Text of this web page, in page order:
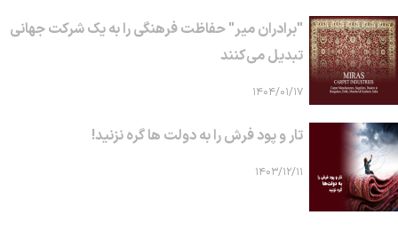
"برادران میر" حفاظت فرهنگی را به یک شرکت جهانی
تبدیل می‌کنند
۱۴۰۴/۰۱/۱۷
تار و پود فرش را به دولت ها گره نزنید!
۱۴۰۳/۱۲/۱۱